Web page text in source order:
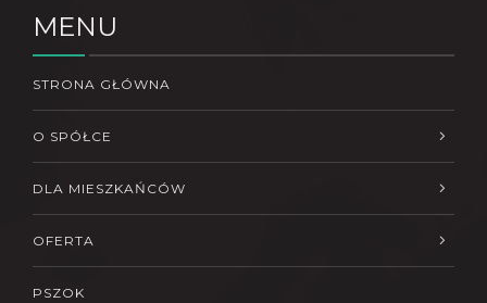
MENU
STRONA GŁÓWNA
O SPÓŁCE
DLA MIESZKAŃCÓW
OFERTA
PSZOK